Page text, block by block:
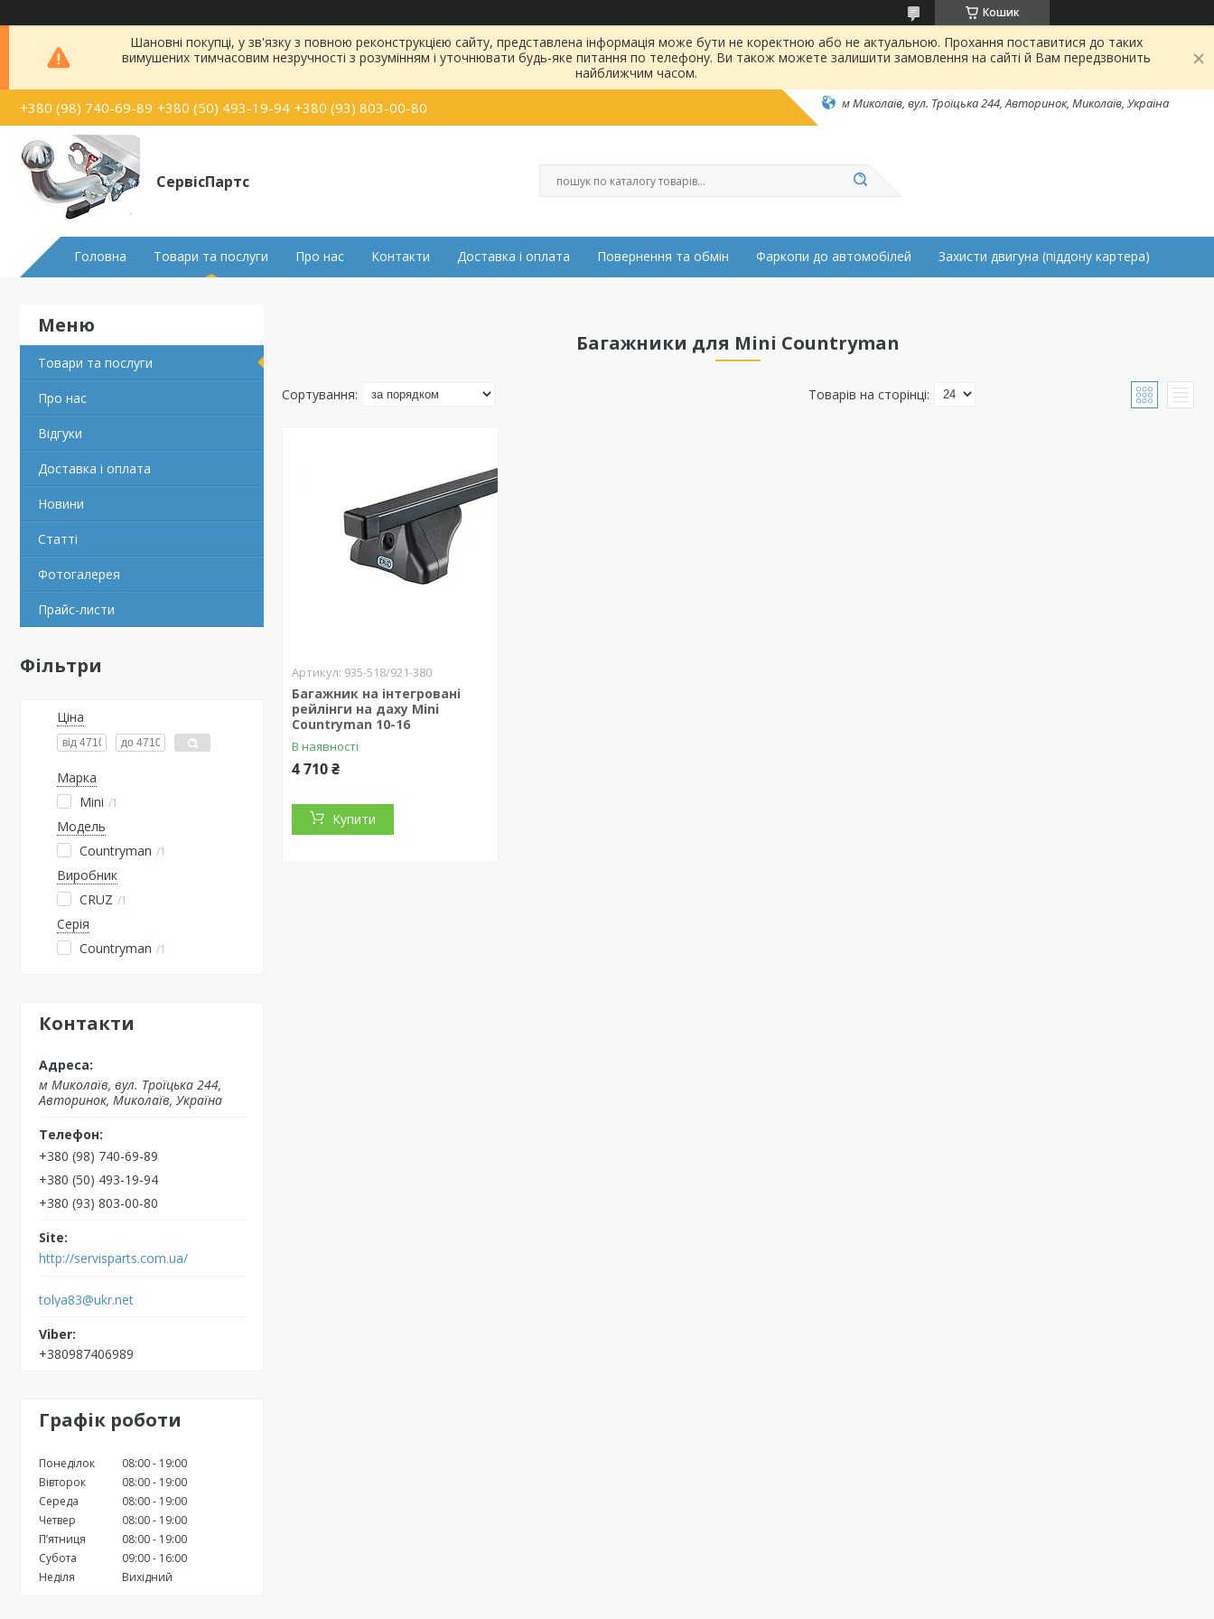
Кошик
Шановні покупці, у зв'язку з повною реконструкцією сайту, представлена інформація може бути не коректною або не актуальною. Прохання поставитися до таких
вимушених тимчасовим незручності з розумінням і уточнювати будь-яке питання по телефону. Ви також можете залишити замовлення на сайті й Вам передзвонить
найближчим часом.
+380 (98) 740-69-89 +380 (50) 493-19-94 +380 (93) 803-00-80 м Миколаїв, вул. Троїцька 244, Авторинок, Миколаїв, Україна
СервісПартс
Головна Товари та послуги Про нас Контакти Доставка і оплата Повернення та обмін Фаркопи до автомобілей Захисти двигуна (піддону картера)
Товари та послуги
Про нас
Відгуки
Доставка і оплата
Новини
Статті
Фотогалерея
Прайс-листи
Фільтри
Ціна
Марка
Mini
1
Модель
Countryman
1
Виробник
CRUZ
1
Серія
Countryman
1
Контакти
м Миколаїв, вул. Троїцька 244,
Авторинок, Миколаїв, Україна
+380 (98) 740-69-89
+380 (50) 493-19-94
+380 (93) 803-00-80
http://servisparts.com.ua/
tolya83@ukr.net
+380987406989
Графік роботи
Понеділок 08:00
19:00
Вівторок
08:00
19:00
Середа
08:00
19:00
Четвер
08:00
19:00
Пʼятниця
08:00
19:00
Субота
09:00
16:00
Неділя
Вихідний
Багажники для Mini Countryman
935-518/921-380
Багажник на інтегровані
рейлінги на даху Mini
Countryman 10-16
В наявності
4 710 ₴
Купити